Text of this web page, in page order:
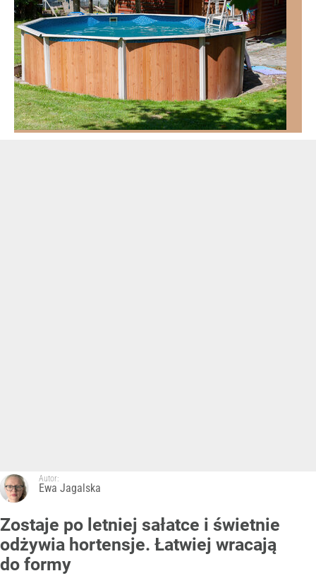
Autor:
Ewa Jagalska
Zostaje po letniej sałatce i świetnie
odżywia hortensje. Łatwiej wracają
do formy